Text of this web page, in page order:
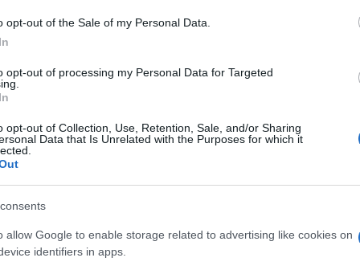
opt-out of the Sale of my Personal Data.
opt-out of processing my Personal Data for Targeted
opt-out of Collection, Use, Retention, Sale, and/or Sharing
Data that Is Unrelated with the Purposes for which it
allow Google to enable storage related to advertising like cookies on
identifiers in apps.
αν προσέξεις καλά τη
από λουλούδια
του!